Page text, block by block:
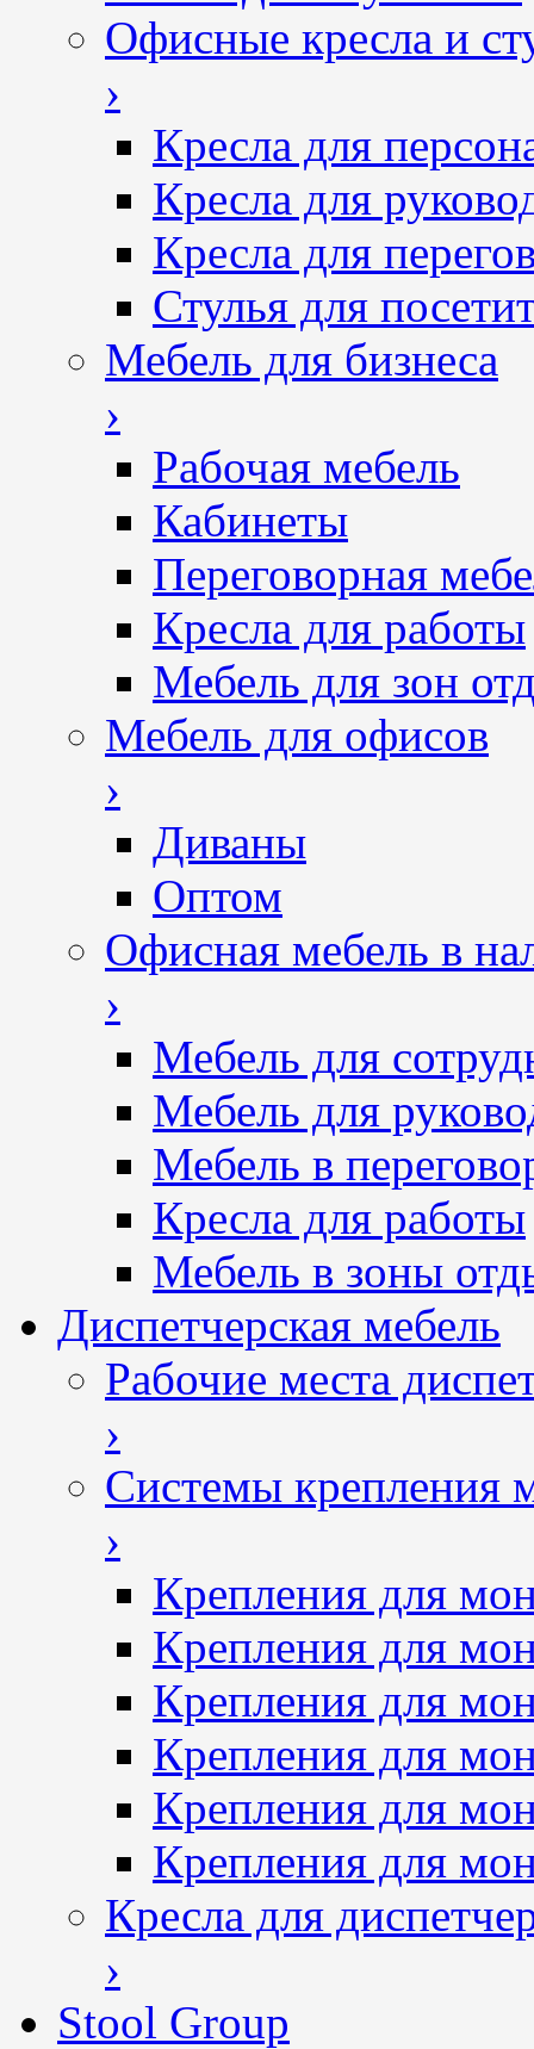
Офисные кресла и
›
Кресла для
Кресла для
Кресла для
Стулья для
Мебель для бизнеса
›
Рабочая мебель
Кабинеты
Переговорная
Кресла для работы
Мебель для зон
Мебель для офисов
›
Диваны
Оптом
Офисная мебель в
›
Мебель для
Мебель для
Мебель в
Кресла для работы
Мебель в зоны
Диспетчерская мебель
Рабочие места
›
Системы крепления
›
Крепления для
Крепления для
Крепления для
Крепления для
Крепления для
Крепления для
Кресла для
›
Stool Group